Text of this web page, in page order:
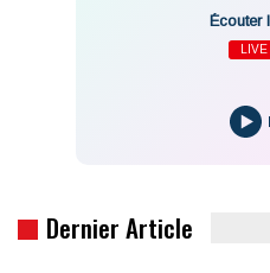
Écouter
LIVE
Dernier Article